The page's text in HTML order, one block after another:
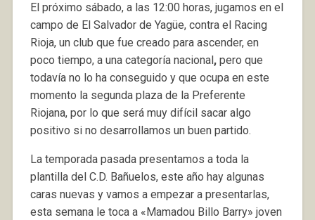
El próximo sábado, a las 12:00 horas, jugamos en el
campo de El Salvador de Yagüe, contra el Racing
Rioja, un club que fue creado para ascender, en
poco tiempo, a una categoría nacional ,pero que
todavía no lo ha conseguido y que ocupa en este
momento la segunda plaza de la Preferente
Riojana, por lo que será muy difícil sacar algo
positivo si no desarrollamos un buen partido.
La temporada pasada presentamos a toda la
plantilla del C.D. Bañuelos, este año hay algunas
caras nuevas y vamos a empezar a presentarlas,
esta semana le toca a «Mamadou Billo Barry» joven